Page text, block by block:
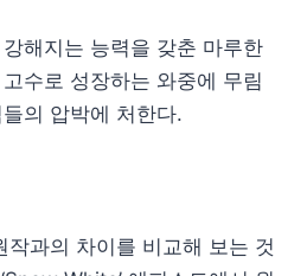
해지는 능력을 갖춘 마루한
수로 성장하는 와중에 무림
의 압박에 처한다.
작과의 차이를 비교해 보는 것